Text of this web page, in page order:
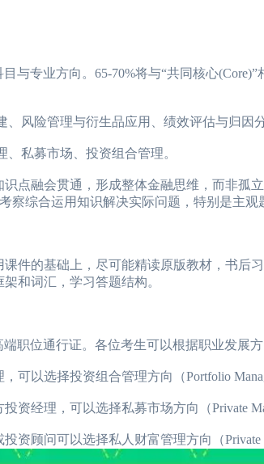
专业方向。65-70%将与“共同核心(Core)”
险管理与衍生品应用、绩效评估与归因分
私募市场、投资组合管理。
融会贯通，形成整体金融思维，而非孤
察综合运用知识解决实际问题，特别是主观
的基础上，尽可能精读原版教材，书后习
和词汇，学习答题结构。
位通行证。各位考生可以根据职业发展方
以选择投资组合管理方向（Portfolio
经理，可以选择私募市场方向（Private
顾问可以选择私人财富管理方向（Private